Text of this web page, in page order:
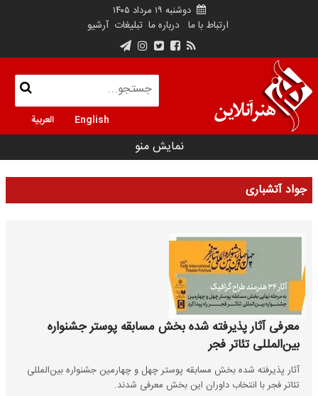
دوشنبه ۱۹ مرداد ۱۴۰۵
ارتباط با ما درباره ما تبلیغات آرشیو
English العربية
نمایش منو
جواد آتشباری
معرفی آثار پذیرفته شده بخش مسابقه پوستر جشنواره
بین‌المللی تئاتر فجر
آثار پذیرفته شده بخش مسابقه پوستر چهل و چهارمین جشنواره بین‌المللی
تئاتر فجر با انتخاب داوران این بخش معرفی شدند.